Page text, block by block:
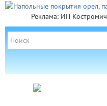
Реклама: ИП